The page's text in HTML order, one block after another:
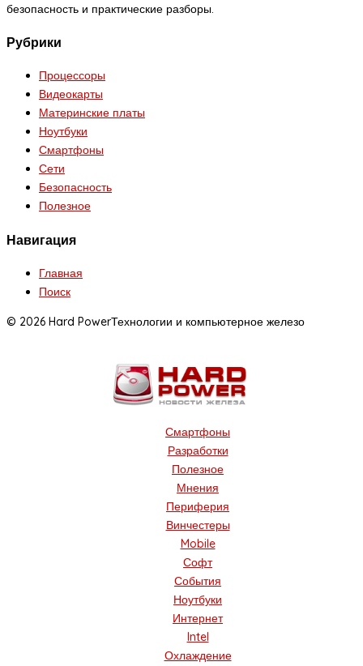
безопасность и практические разборы.
Рубрики
Процессоры
Видеокарты
Материнские платы
Ноутбуки
Смартфоны
Сети
Безопасность
Полезное
Навигация
Главная
Поиск
© 2026 Hard PowerТехнологии и компьютерное железо
Смартфоны
Разработки
Полезное
Мнения
Периферия
Винчестеры
Mobile
Софт
События
Ноутбуки
Интернет
Intel
Охлаждение